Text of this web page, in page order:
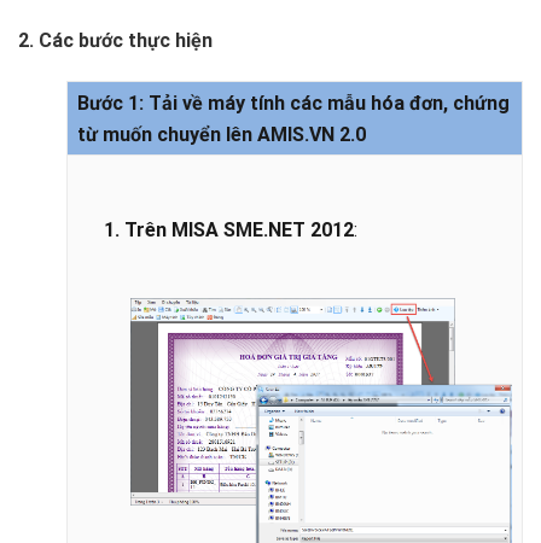
2. Các bước thực hiện
Bước 1: Tải về máy tính các mẫu hóa đơn, chứng
từ muốn chuyển lên AMIS.VN 2.0
1. Trên MISA SME.NET 2012: